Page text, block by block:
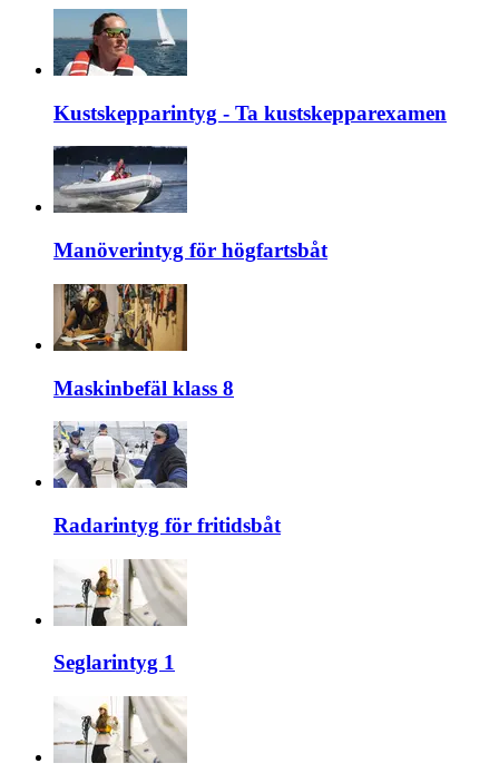
Kustskepparintyg - Ta kustskepparexamen
Manöverintyg för högfartsbåt
Maskinbefäl klass 8
Radarintyg för fritidsbåt
Seglarintyg 1